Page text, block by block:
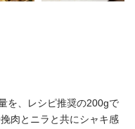
を、レシピ推奨の200gで
肉とニラと共にシャキ感